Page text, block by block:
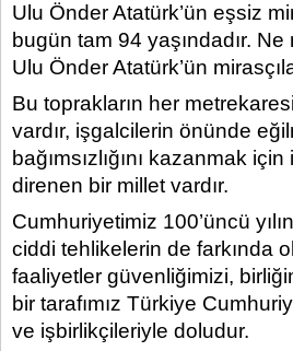
Ulu Önder Atatürk’ün eşsiz
bugün tam 94 yaşındadır.
Ulu Önder Atatürk’ün
Bu toprakların her
vardır, işgalcilerin önünde
bağımsızlığını kazanmak
direnen bir millet vardır.
Cumhuriyetimiz 100’üncü
ciddi tehlikelerin de farkında
faaliyetler güvenliğimizi,
bir tarafımız Türkiye
ve işbirlikçileriyle doludur.